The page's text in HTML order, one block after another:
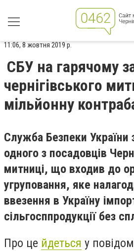
11:06, 8 жовтня 2019 р.
СБУ на гарячому
чернігівського
мільйонну
Служба Безпеки України
одного з посадовців
митниці, що входив до
угруповання, яке
ввезення в Україну
сільгосппродукції без
Про це йдеться у